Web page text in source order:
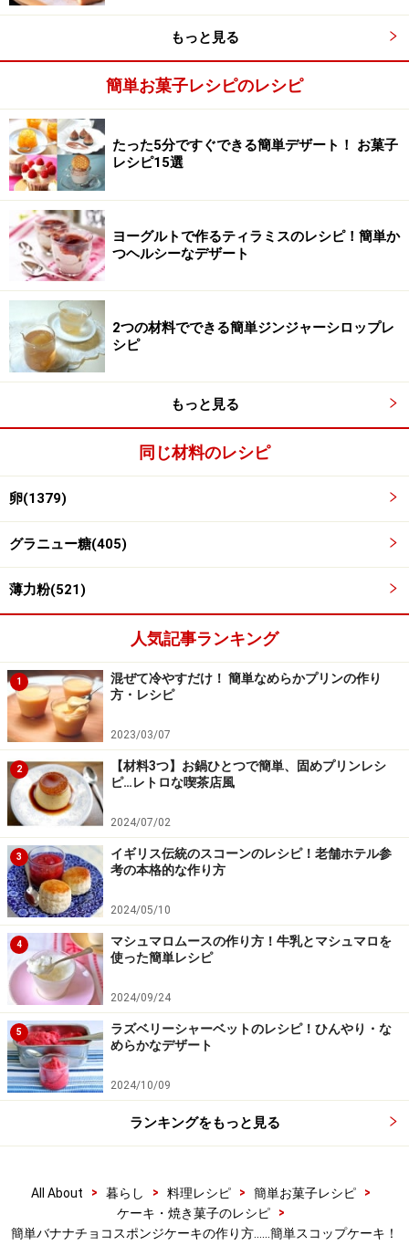
しょう。
天板に生地を流して焼く
天板にわら半紙を敷き、生地を流し入れてカードで平ら
にならします。余熱しておいた200℃のオーブンで8分焼
きます。中心を押して軽い弾力があれば焼き上がり。オ
ーブンによって火の入り方が違うので、8分という時間
力がなかったら1～2分を目安に追加して焼いてくださ
4
あら熱を取り、切り分ける
ます。完全にスポンジ生地が冷めたら紙をはがし、焼き
色がついた面を上にしてはがした紙の上におきます。ケ
ーキを作る保存容器の大きさにスポンジをカットしま
もっと見る
簡単お菓子レシピのレシピ
たった5分ですぐできる簡単デザート！ お菓子
レシピ15選
ヨーグルトで作るティラミスのレシピ！簡単か
つヘルシーなデザート
2つの材料でできる簡単ジンジャーシロップレ
シピ
もっと見る
同じ材料のレシピ
卵(1379)
グラニュー糖(405)
薄力粉(521)
人気記事ランキング
1
混ぜて冷やすだけ！ 簡単なめらかプリンの作り
方・レシピ
2023/03/07
2
【材料3つ】お鍋ひとつで簡単、固めプリンレシ
ピ…レトロな喫茶店風
2024/07/02
3
イギリス伝統のスコーンのレシピ！老舗ホテル参
考の本格的な作り方
2024/05/10
4
マシュマロムースの作り方！牛乳とマシュマロを
使った簡単レシピ
2024/09/24
5
ラズベリーシャーベットのレシピ！ひんやり・な
めらかなデザート
2024/10/09
ランキングをもっと見る
All About > 暮らし > 料理レシピ > 簡単お菓子レシピ
>
ケーキ・焼き菓子のレシピ
>
簡単バナナチョコスポンジケーキの作り方……簡単スコップケーキ！